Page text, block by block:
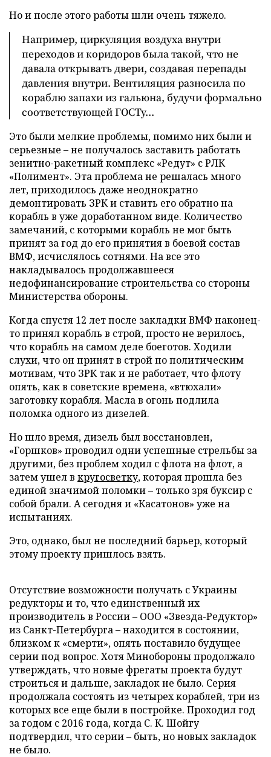
Но и после этого работы шли очень тяжело.
Например, циркуляция воздуха внутри
переходов и коридоров была такой, что не
давала открывать двери, создавая перепады
давления внутри. Вентиляция разносила по
кораблю запахи из гальюна, будучи формально
соответствующей ГОСТу...
Это были мелкие проблемы, помимо них были и
серьезные – не получалось заставить работать
зенитно-ракетный комплекс «Редут» с РЛК
«Полимент». Эта проблема не решалась много
лет, приходилось даже неоднократно
демонтировать ЗРК и ставить его обратно на
корабль в уже доработанном виде. Количество
замечаний, с которыми корабль не мог быть
принят за год до его принятия в боевой состав
ВМФ, исчислялось сотнями. На все это
накладывалось продолжавшееся
недофинансирование строительства со стороны
Министерства обороны.
Когда спустя 12 лет после закладки ВМФ наконец-
то принял корабль в строй, просто не верилось,
что корабль на самом деле боеготов. Ходили
слухи, что он принят в строй по политическим
мотивам, что ЗРК так и не работает, что флоту
опять, как в советские времена, «втюхали»
заготовку корабля. Масла в огонь подлила
поломка одного из дизелей.
Но шло время, дизель был восстановлен,
«Горшков» проводил одни успешные стрельбы за
другими, без проблем ходил с флота на флот, а
затем ушел в кругосветку, которая прошла без
единой значимой поломки – только зря буксир с
собой брали. А сегодня и «Касатонов» уже на
испытаниях.
Это, однако, был не последний барьер, который
этому проекту пришлось взять.
Отсутствие возможности получать с Украины
редукторы и то, что единственный их
производитель в России – ООО «Звезда-Редуктор»
из Санкт-Петербурга – находится в состоянии,
близком к «смерти», опять поставило будущее
серии под вопрос. Хотя Минобороны продолжало
утверждать, что новые фрегаты проекта будут
строиться и дальше, закладок не было. Серия
продолжала состоять из четырех кораблей, три из
которых все еще были в постройке. Проходил год
за годом с 2016 года, когда С. К. Шойгу
подтвердил, что серии – быть, но новых закладок
не было.